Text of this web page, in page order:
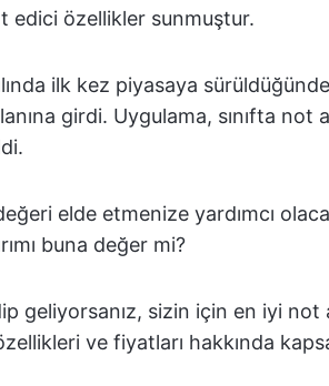
edici özellikler sunmuştur.
ilk kez piyasaya
girdi. Uygulama, sınıfta not
elde etmenize yardımcı
buna değer mi?
geliyorsanız, sizin için en iyi not
ve fiyatları hakkında